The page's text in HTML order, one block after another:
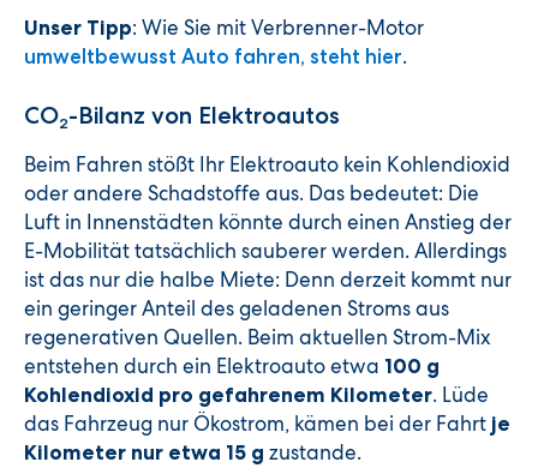
Unser Tipp: Wie Sie mit Verbrenner-Motor
umweltbewusst Auto fahren, steht hier.
CO2-Bilanz von Elektroautos
Beim Fahren stößt Ihr Elektroauto kein Kohlendioxid
oder andere Schadstoffe aus. Das bedeutet: Die
Luft in Innenstädten könnte durch einen Anstieg der
E-Mobilität tatsächlich sauberer werden. Allerdings
ist das nur die halbe Miete: Denn derzeit kommt nur
ein geringer Anteil des geladenen Stroms aus
regenerativen Quellen. Beim aktuellen Strom-Mix
entstehen durch ein Elektroauto etwa 100 g
Kohlendioxid pro gefahrenem Kilometer. Lüde
das Fahrzeug nur Ökostrom, kämen bei der Fahrt je
Kilometer nur etwa 15 g zustande.